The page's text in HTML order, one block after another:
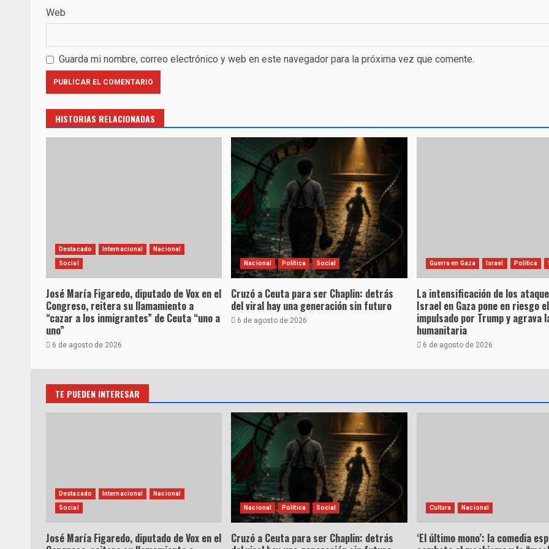
Web
Guarda mi nombre, correo electrónico y web en este navegador para la próxima vez que comente.
HISTORIAS RELACIONADAS
Destacado Internacional Nacional
Social
José María Figaredo, diputado de Vox en el
Congreso, reitera su llamamiento a
“cazar a los inmigrantes” de Ceuta “uno a
uno”
6 de agosto de 2026
Nacional Política Social
Cruzó a Ceuta para ser Chaplin: detrás
del viral hay una generación sin futuro
6 de agosto de 2026
Guerra en Gaza Israel Política
La intensificación de los
Israel en Gaza pone en riesgo
impulsado por Trump y agrava
humanitaria
6 de agosto de 2026
TE PUEDEN INTERESAR
Destacado Internacional Nacional
Social
José María Figaredo, diputado de Vox en el
Nacional Política Social
Cruzó a Ceuta para ser Chaplin: detrás
Cultura Nacional
‘El último mono’: la comedia